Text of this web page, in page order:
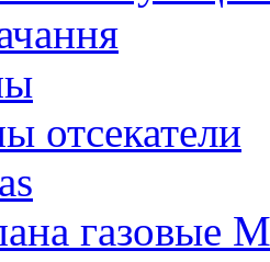
отсекатели
газовые